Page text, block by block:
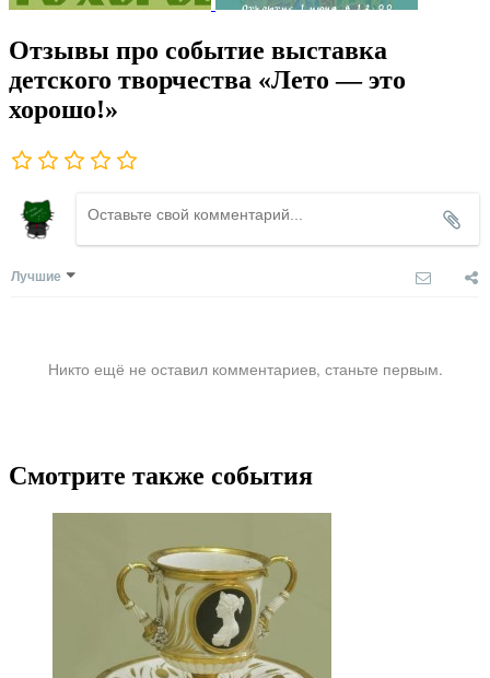
Отзывы про событие выставка
детского творчества «Лето — это
хорошо!»
Лучшие
Никто ещё не оставил комментариев, станьте первым.
Смотрите также события